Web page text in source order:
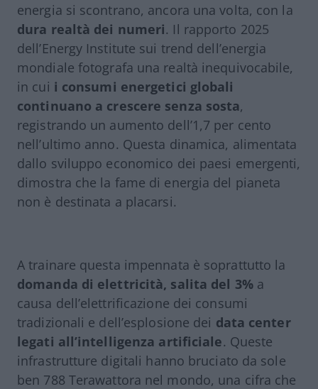
energia si scontrano, ancora una volta, con la
dura realtà dei numeri. Il rapporto 2025
dell’Energy Institute sui trend dell’energia
mondiale fotografa una realtà inequivocabile,
in cui i consumi energetici globali
continuano a crescere senza sosta,
registrando un aumento dell’1,7 per cento
nell’ultimo anno. Questa dinamica, alimentata
dallo sviluppo economico dei paesi emergenti,
dimostra che la fame di energia del pianeta
non è destinata a placarsi.
A trainare questa impennata è soprattutto la
domanda di elettricità, salita del 3%a
causa dell’elettrificazione dei consumi
tradizionali e dell’esplosione dei data center
legati all’intelligenza artificiale. Queste
infrastrutture digitali hanno bruciato da sole
ben 788 Terawattora nel mondo, una cifra che